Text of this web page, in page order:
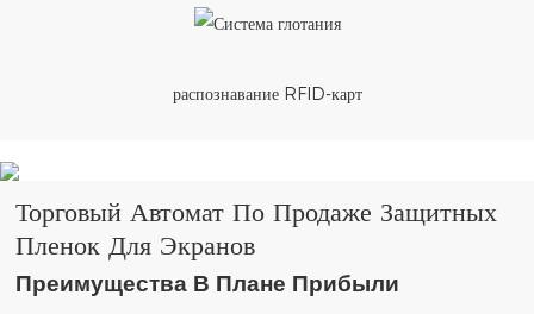
распознавание RFID-карт
Торговый Автомат По Продаже Защитных
Пленок Для Экранов
Преимущества В Плане Прибыли